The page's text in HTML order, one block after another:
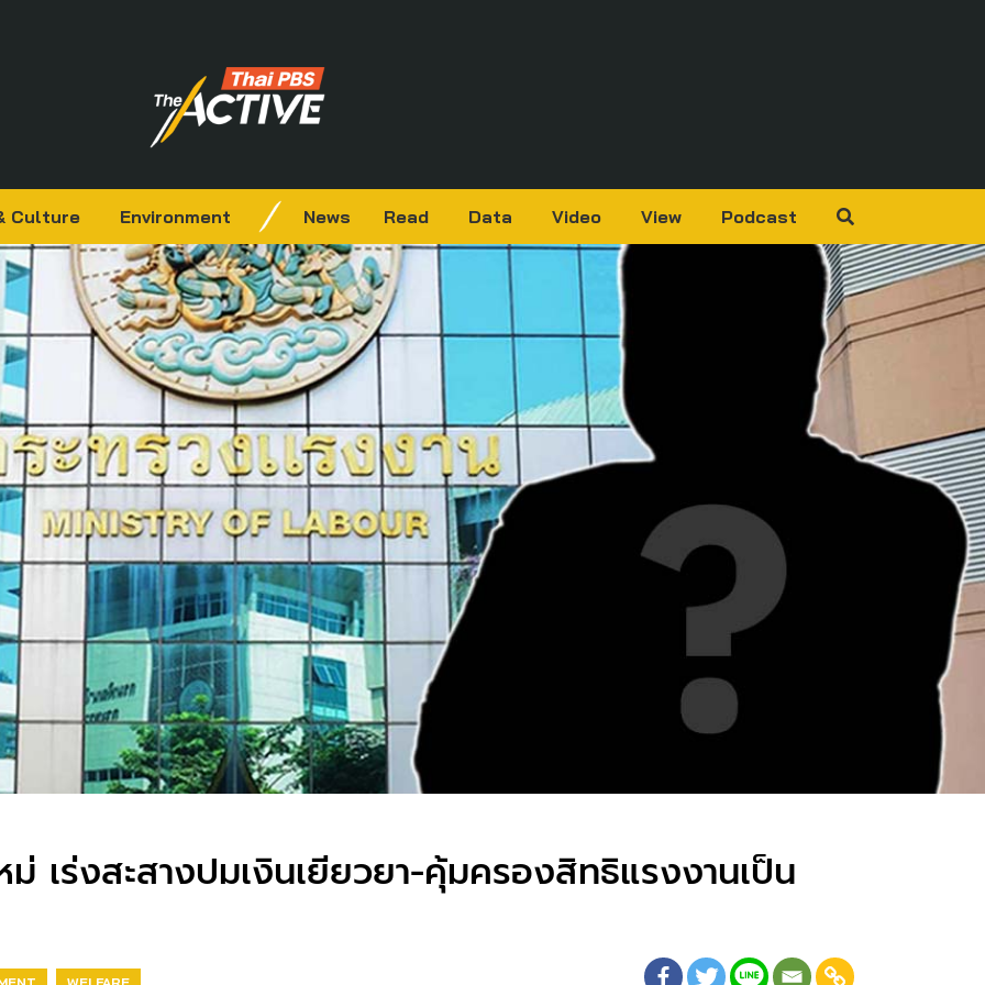
Culture Environment News Read Data Video View Podcast
ม่ เร่งสะสางปมเงินเยียวยา-คุ้มครองสิทธิแรงงานเป็น